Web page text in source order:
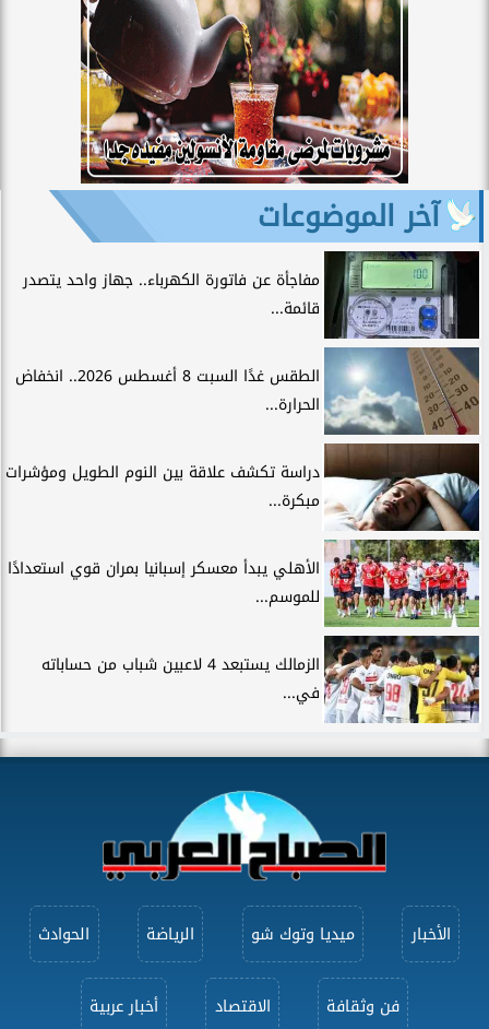
آخر الموضوعات
مفاجأة عن فاتورة الكهرباء.. جهاز واحد يتصدر
قائمة...
الطقس غدًا السبت 8 أغسطس 2026.. انخفاض
الحرارة...
دراسة تكشف علاقة بين النوم الطويل ومؤشرات
مبكرة...
الأهلي يبدأ معسكر إسبانيا بمران قوي استعدادًا
للموسم...
الزمالك يستبعد 4 لاعبين شباب من حساباته
في...
الأخبار ميديا وتوك شو الرياضة الحوادث
فن وثقافة الاقتصاد أخبار عربية